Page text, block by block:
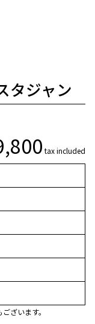
タジャン
tax included
ざいます。